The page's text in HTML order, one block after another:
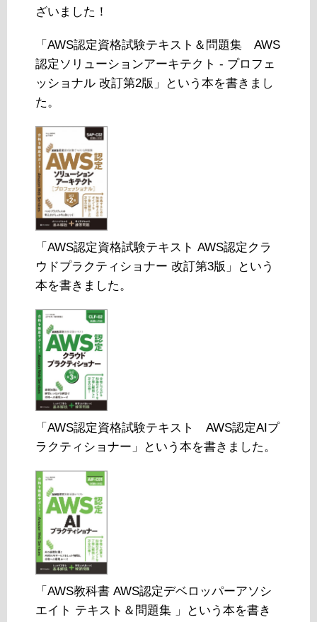
ざいました！
「AWS認定資格試験テキスト＆問題集 AWS
認定ソリューションアーキテクト - プロフェ
ッショナル 改訂第2版」という本を書きまし
た。
「AWS認定資格試験テキスト AWS認定クラ
ウドプラクティショナー 改訂第3版」という
本を書きました。
「AWS認定資格試験テキスト AWS認定AIプ
ラクティショナー」という本を書きました。
「AWS教科書 AWS認定デベロッパーアソシ
エイト テキスト＆問題集 」という本を書き